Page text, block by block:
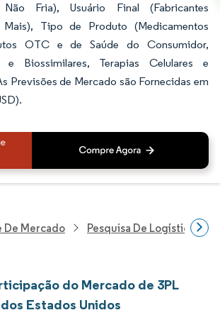
Fria), Usuário Final (Fabricantes
Mais), Tipo de Produto (Medicamentos
OTC e de Saúde do Consumidor,
e Biossimilares, Terapias Celulares e
Previsões de Mercado são Fornecidas em
De Mercado Pesquisa De Logística
do Mercado de 3PL
Estados Unidos